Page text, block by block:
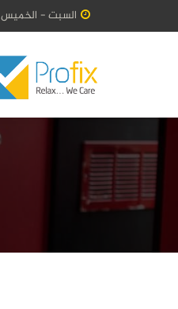
السبت - الخميس 08.30 - 20.30